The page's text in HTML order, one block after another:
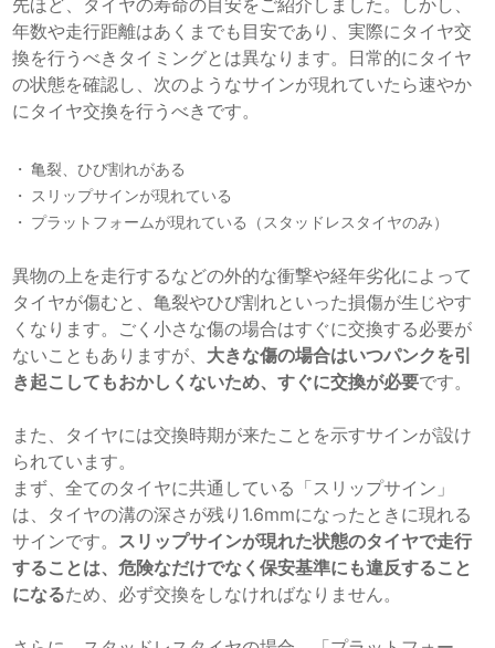
年数や走行距離はあくまでも目安であり、実際にタイヤ交
換を行うべきタイミングとは異なります。日常的にタイヤ
の状態を確認し、次のようなサインが現れていたら速やか
にタイヤ交換を行うべきです。
亀裂、ひび割れがある
スリップサインが現れている
プラットフォームが現れている（スタッドレスタイヤのみ）
異物の上を走行するなどの外的な衝撃や経年劣化によって
タイヤが傷むと、亀裂やひび割れといった損傷が生じやす
くなります。ごく小さな傷の場合はすぐに交換する必要が
ないこともありますが、 大きな傷の場合はいつパンクを引
き起こしてもおかしくないため、すぐに交換が必要です。
また、タイヤには交換時期が来たことを示すサインが設け
られています。
まず、全てのタイヤに共通している「スリップサイン」
は、タイヤの溝の深さが残り1.6mmになったときに現れる
サインです。 スリップサインが現れた状態のタイヤで走行
することは、危険なだけでなく保安基準にも違反すること
になるため、必ず交換をしなければなりません。